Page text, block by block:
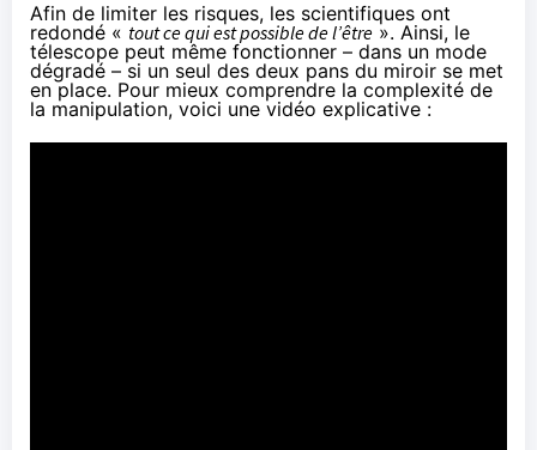
Afin de limiter les risques, les scientifiques ont
redondé « tout ce qui est possible de l’être ». Ainsi, le
télescope peut même fonctionner – dans un mode
dégradé – si un seul des deux pans du miroir se met
en place. Pour mieux comprendre la complexité de
la manipulation, voici une vidéo explicative :